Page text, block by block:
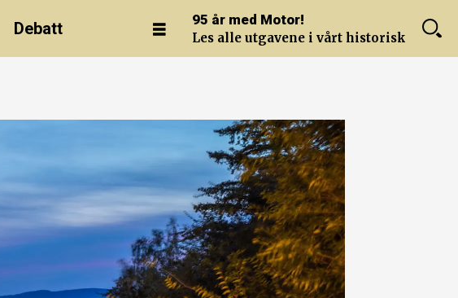
Debatt 95 år med Motor!
Les alle utgavene i vårt historiske arkiv.